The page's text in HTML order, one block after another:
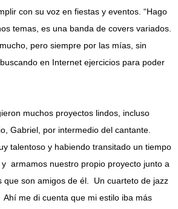
con su voz en fiestas y eventos. “Hago
temas, es una banda de covers variados.
pero siempre por las mías, sin
en Internet ejercicios para poder
muchos proyectos lindos, incluso
Gabriel, por intermedio del cantante.
talentoso y habiendo transitado un tiempo
armamos nuestro propio proyecto junto a
que son amigos de él. Un cuarteto de jazz
me di cuenta que mi estilo iba más